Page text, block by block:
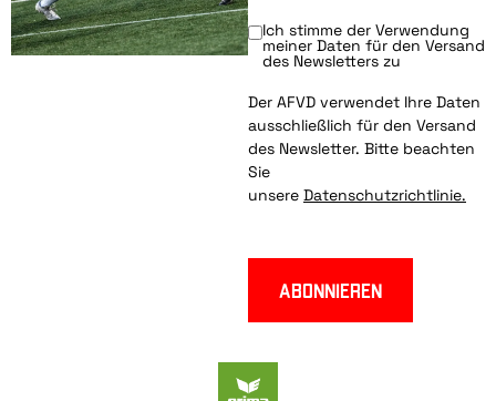
Ich stimme der Verwendung
meiner Daten für den Versand
des Newsletters zu
Der AFVD verwendet Ihre Daten
ausschließlich für den Versand
des Newsletter. Bitte beachten
Sie
unsere Datenschutzrichtlinie.
Abonnieren